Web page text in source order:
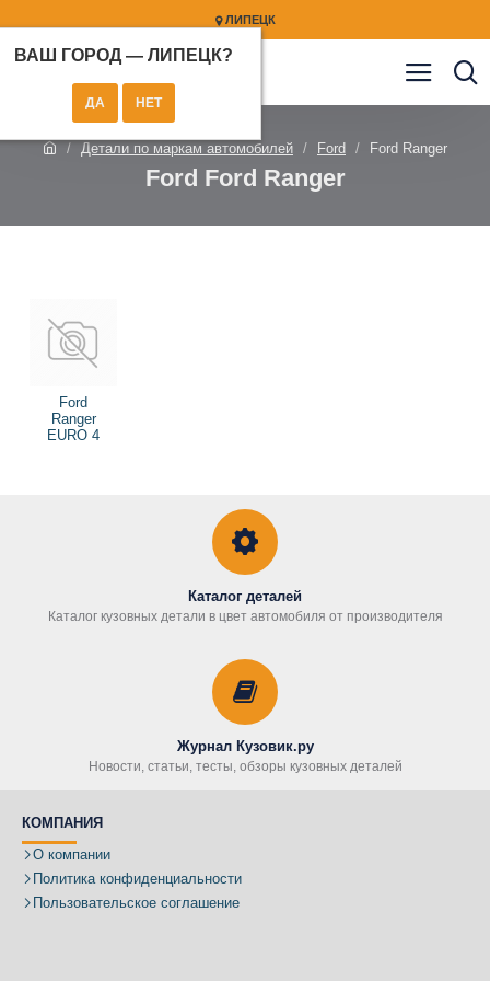
ЛИПЕЦК
ВАШ ГОРОД — ЛИПЕЦК?
Детали по маркам автомобилей Ford Ford Ranger
Ford Ford Ranger
Ford
Ranger
EURO 4
Каталог деталей
Каталог кузовных детали в цвет автомобиля от производителя
Журнал Кузовик.ру
Новости, статьи, тесты, обзоры кузовных деталей
КОМПАНИЯ
О компании
Политика конфиденциальности
Пользовательское соглашение